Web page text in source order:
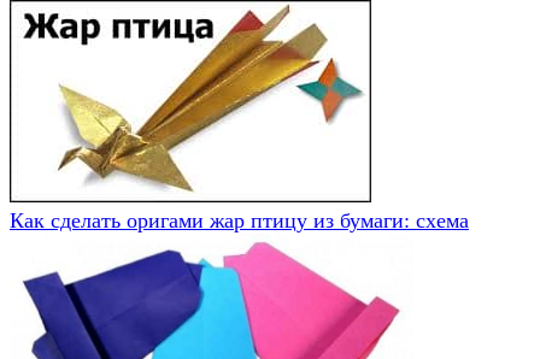
Как сделать оригами жар птицу из бумаги: схема